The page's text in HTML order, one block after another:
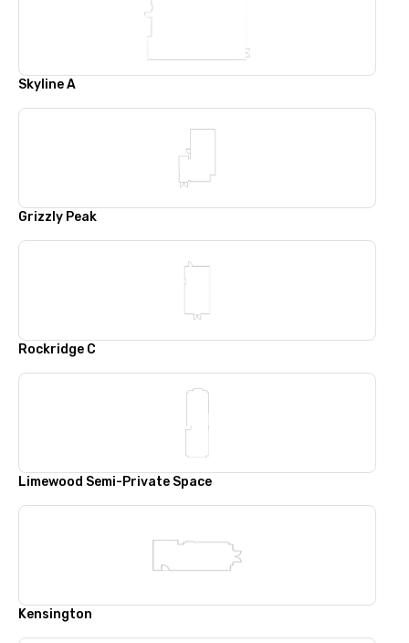
Skyline A
Grizzly Peak
Rockridge C
Limewood Semi-Private Space
Kensington